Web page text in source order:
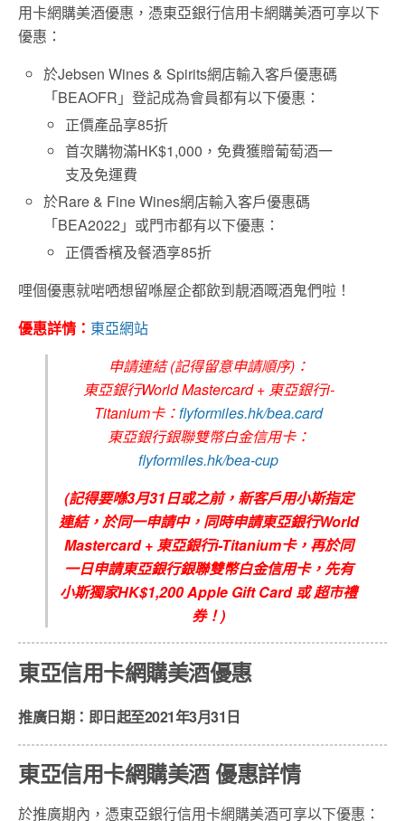
用卡網購美酒優惠，憑東亞銀行信用卡網購美酒可享以下
優惠：
於Jebsen Wines & Spirits網店輸入客戶優惠碼
「BEAOFR」登記成為會員都有以下優惠：
正價產品享85折
首次購物滿HK$1,000，免費獲贈葡萄酒一
支及免運費
於Rare & Fine Wines網店輸入客戶優惠碼
「BEA2022」或門市都有以下優惠：
正價香檳及餐酒享85折
哩個優惠就啱哂想留喺屋企都飲到靚酒嘅酒鬼們啦！
優惠詳情： 東亞網站
申請連結 (記得留意申請順序)：
東亞銀行World Mastercard + 東亞銀行i-
Titanium卡：flyformiles.hk/bea.card
東亞銀行銀聯雙幣白金信用卡：
flyformiles.hk/bea-cup
(記得要喺3月31日或之前，新客戶用小斯指定
連結，於同一申請中，同時申請東亞銀行World
Mastercard + 東亞銀行i-Titanium卡，再於同
一日申請東亞銀行銀聯雙幣白金信用卡，先有
小斯獨家HK$1,200 Apple Gift Card 或 超市禮
券！)
東亞信用卡網購美酒優惠
推廣日期：即日起至2021年3月31日
東亞信用卡網購美酒 優惠詳情
於推廣期內，憑東亞銀行信用卡網購美酒可享以下優惠：